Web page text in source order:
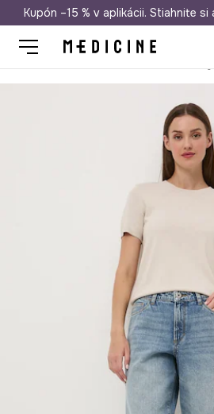
Doprava zadarmo
Kupón –15 % v aplikácii. Stiahnite si